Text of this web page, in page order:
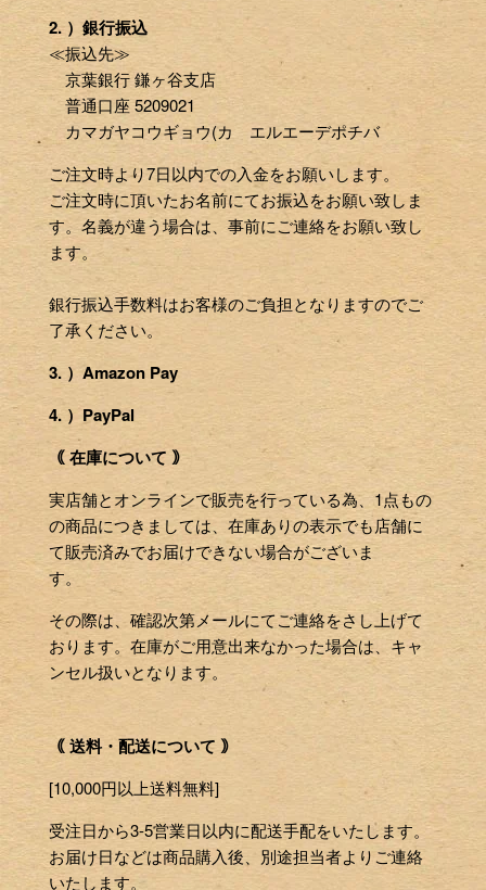
2. ）銀行振込
≪振込先≫
京葉銀行 鎌ヶ谷支店
普通口座 5209021
カマガヤコウギョウ(カ エルエーデポチバ
ご注文時より7日以内での入金をお願いします。
ご注文時に頂いたお名前にてお振込をお願い致しま
す。名義が違う場合は、事前にご連絡をお願い致し
ます。
銀行振込手数料はお客様のご負担となりますのでご
了承ください。
3. ）Amazon Pay
4. ）PayPal
｟ 在庫について ｠
実店舗とオンラインで販売を行っている為、1点もの
の商品につきましては、在庫ありの表示でも店舗に
て販売済みでお届けできない場合がございま
す。
その際は、確認次第メールにてご連絡をさし上げて
おります。在庫がご用意出来なかった場合は、キャ
ンセル扱いとなります。
｟ 送料・配送について ｠
[10,000円以上送料無料]
受注日から3-5営業日以内に配送手配をいたします。
お届け日などは商品購入後、別途担当者よりご連絡
いたします。